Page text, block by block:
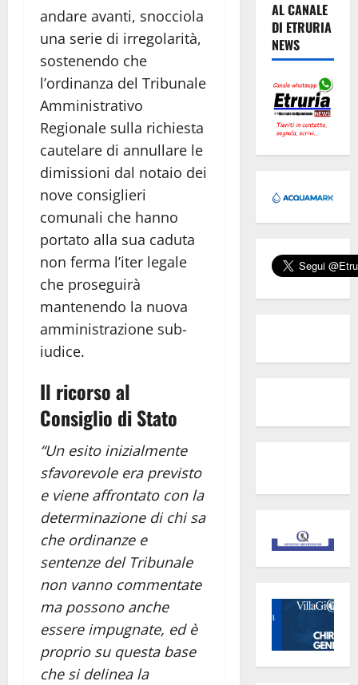
andare avanti, snocciola
una serie di irregolarità,
sostenendo che
l’ordinanza del Tribunale
Amministrativo
Regionale sulla richiesta
cautelare di annullare le
dimissioni dal notaio dei
nove consiglieri
comunali che hanno
portato alla sua caduta
non ferma l’iter legale
che proseguirà
mantenendo la nuova
amministrazione sub-
iudice.
Il ricorso al
Consiglio di Stato
“Un esito inizialmente
sfavorevole era previsto
e viene affrontato con la
determinazione di chi sa
che ordinanze e
sentenze del Tribunale
non vanno commentate
ma possono anche
essere impugnate, ed è
proprio su questa base
che si delinea la
AL CANALE
DI ETRURIA
NEWS